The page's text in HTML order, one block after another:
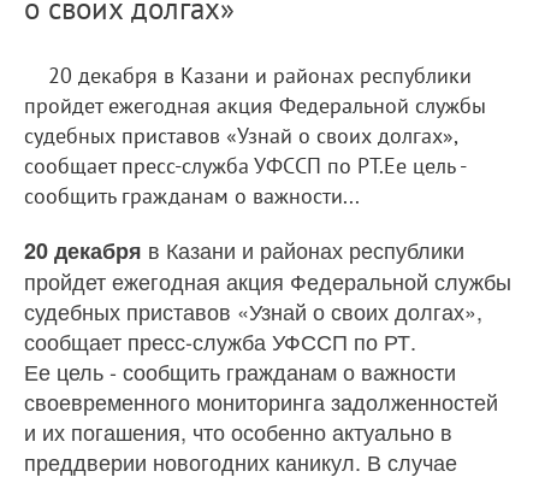
о своих долгах»
20 декабря в Казани и районах республики
пройдет ежегодная акция Федеральной службы
судебных приставов «Узнай о своих долгах»,
сообщает пресс-служба УФССП по РТ.Ее цель -
сообщить гражданам о важности...
20 декабря в Казани и районах республики
пройдет ежегодная акция Федеральной службы
судебных приставов «Узнай о своих долгах»,
сообщает пресс-служба УФССП по РТ.
Ее цель - сообщить гражданам о важности
своевременного мониторинга задолженностей
и их погашения, что особенно актуально в
преддверии новогодних каникул. В случае